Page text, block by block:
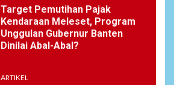
Target Pemutihan Pajak
Kendaraan Meleset, Program
Unggulan Gubernur Banten
Dinilai Abal-Abal?
ARTIKEL